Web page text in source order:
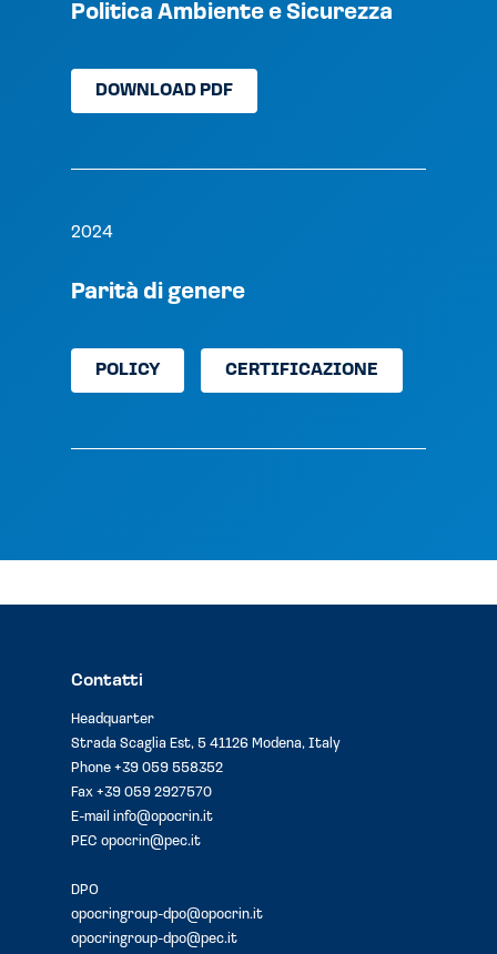
Politica Ambiente e Sicurezza
DOWNLOAD PDF
2024
Parità di genere
POLICY CERTIFICAZIONE
Contatti
Headquarter
Strada Scaglia Est, 5 41126 Modena, Italy
Phone +39 059 558352
Fax +39 059 2927570
E-mail info@opocrin.it
PEC opocrin@pec.it
DPO
opocringroup-dpo@opocrin.it
opocringroup-dpo@pec.it